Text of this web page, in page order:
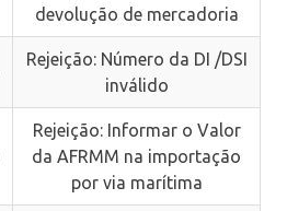
devolução de mercadoria
Rejeição: Número da DI /DSI
inválido
Rejeição: Informar o Valor
da AFRMM na importação
por via marítima